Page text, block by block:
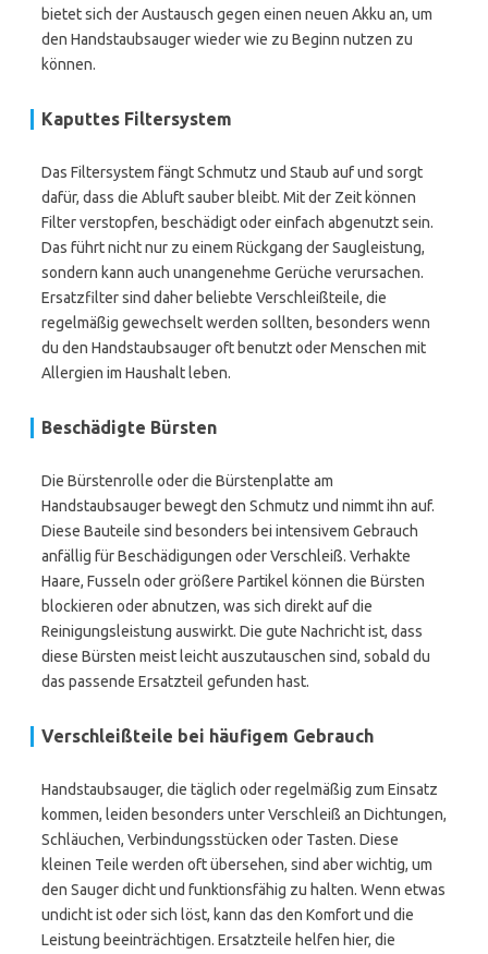
bietet sich der Austausch gegen einen neuen Akku an, um
den Handstaubsauger wieder wie zu Beginn nutzen zu
können.
Kaputtes Filtersystem
Das Filtersystem fängt Schmutz und Staub auf und sorgt
dafür, dass die Abluft sauber bleibt. Mit der Zeit können
Filter verstopfen, beschädigt oder einfach abgenutzt sein.
Das führt nicht nur zu einem Rückgang der Saugleistung,
sondern kann auch unangenehme Gerüche verursachen.
Ersatzfilter sind daher beliebte Verschleißteile, die
regelmäßig gewechselt werden sollten, besonders wenn
du den Handstaubsauger oft benutzt oder Menschen mit
Allergien im Haushalt leben.
Beschädigte Bürsten
Die Bürstenrolle oder die Bürstenplatte am
Handstaubsauger bewegt den Schmutz und nimmt ihn auf.
Diese Bauteile sind besonders bei intensivem Gebrauch
anfällig für Beschädigungen oder Verschleiß. Verhakte
Haare, Fusseln oder größere Partikel können die Bürsten
blockieren oder abnutzen, was sich direkt auf die
Reinigungsleistung auswirkt. Die gute Nachricht ist, dass
diese Bürsten meist leicht auszutauschen sind, sobald du
das passende Ersatzteil gefunden hast.
Verschleißteile bei häufigem Gebrauch
Handstaubsauger, die täglich oder regelmäßig zum Einsatz
kommen, leiden besonders unter Verschleiß an Dichtungen,
Schläuchen, Verbindungsstücken oder Tasten. Diese
kleinen Teile werden oft übersehen, sind aber wichtig, um
den Sauger dicht und funktionsfähig zu halten. Wenn etwas
undicht ist oder sich löst, kann das den Komfort und die
Leistung beeinträchtigen. Ersatzteile helfen hier, die